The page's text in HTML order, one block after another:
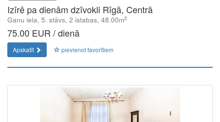
Izīrē pa dienām dzīvokli Rīgā, Centrā
Ganu iela, 5. stāvs, 2 istabas, 48.00m2
75.00 EUR / dienā
Apskatīt pievienot favorītiem